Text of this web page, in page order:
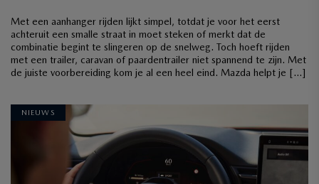
Met een aanhanger rijden lijkt simpel, totdat je voor het eerst
achteruit een smalle straat in moet steken of merkt dat de
combinatie begint te slingeren op de snelweg. Toch hoeft rijden
met een trailer, caravan of paardentrailer niet spannend te zijn. Met
de juiste voorbereiding kom je al een heel eind. Mazda helpt je […]
NIEUWS